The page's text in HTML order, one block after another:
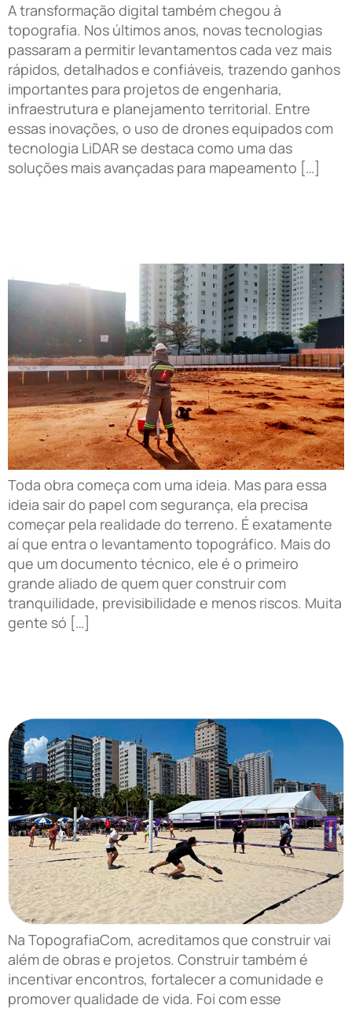
A transformação digital também chegou à
topografia. Nos últimos anos, novas tecnologias
passaram a permitir levantamentos cada vez mais
rápidos, detalhados e confiáveis, trazendo ganhos
importantes para projetos de engenharia,
infraestrutura e planejamento territorial. Entre
essas inovações, o uso de drones equipados com
tecnologia LiDAR se destaca como uma das
soluções mais avançadas para mapeamento […]
Toda obra começa com uma ideia. Mas para essa
ideia sair do papel com segurança, ela precisa
começar pela realidade do terreno. É exatamente
aí que entra o levantamento topográfico. Mais do
que um documento técnico, ele é o primeiro
grande aliado de quem quer construir com
tranquilidade, previsibilidade e menos riscos. Muita
gente só […]
Na TopografiaCom, acreditamos que construir vai
além de obras e projetos. Construir também é
incentivar encontros, fortalecer a comunidade e
promover qualidade de vida. Foi com esse